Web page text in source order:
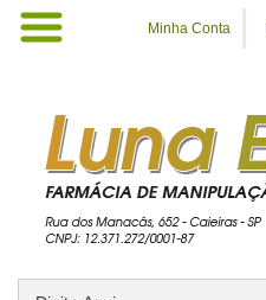
Minha Conta